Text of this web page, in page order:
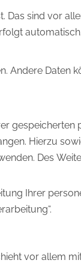
sind vor
Andere Daten
gespeicherten
Hierzu
Des
Ihrer
vor allem